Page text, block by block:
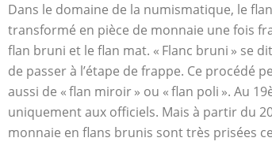
Dans le domaine de la numismatique, le
transformé en pièce de monnaie une fois
flan bruni et le flan mat. « Flanc bruni » se
de passer à l’étape de frappe. Ce procédé
aussi de « flan miroir » ou « flan poli ». Au
uniquement aux officiels. Mais à partir du
monnaie en flans brunis sont très prisées